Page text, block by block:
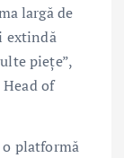
largă de
extindă
piețe”,
of
o platformă